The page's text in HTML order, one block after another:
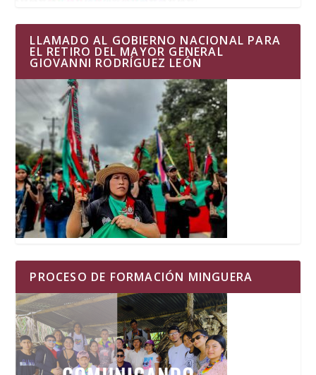
LLAMADO AL GOBIERNO NACIONAL PARA
EL RETIRO DEL MAYOR GENERAL
GIOVANNI RODRÍGUEZ LEÓN
PROCESO DE FORMACIÓN MINGUERA